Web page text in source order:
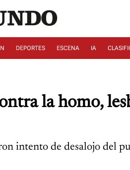
DEPORTES ESCENA IA
la homo,
intento de desalojo del